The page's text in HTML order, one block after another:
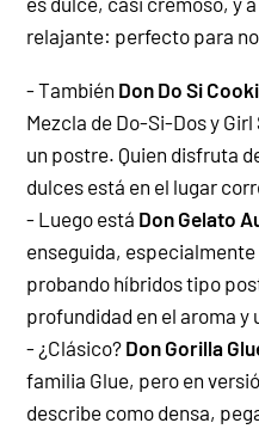
relajante: perfecto para
- También Don Do Si
Mezcla de Do-Si-Dos y
un postre. Quien disfruta
dulces está en el lugar
- Luego está Don Gelato
enseguida,
probando híbridos tipo
profundidad en el aroma
- ¿Clásico? Don Gorilla
familia Glue, pero en
describe como densa,